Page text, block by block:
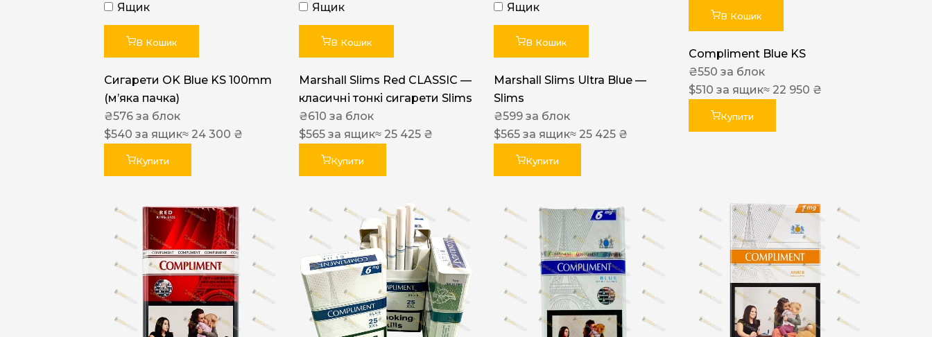
Cigaronne
Ящик
В Кошик
Сигарети OK Blue KS 100mm
(м’яка пачка)
₴576 за блок
$540 за ящик≈ 24 300 ₴
Купити
Ящик
В Кошик
Marshall Slims Red CLASSIC —
класичні тонкі сигарети Slims
₴610 за блок
$565 за ящик≈ 25 425 ₴
Купити
Ящик
В Кошик
Marshall Slims Ultra Blue —
Slims
₴599 за блок
$565 за ящик≈ 25 425 ₴
Купити
В Кошик
Compliment Blue KS
₴550 за блок
$510 за ящик≈ 22 950 ₴
Купити